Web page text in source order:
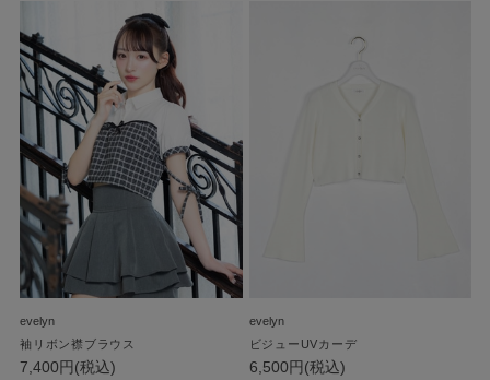
evelyn
袖リボン襟ブラウス
7,400円(税込)
evelyn
ビジューUVカーデ
6,500円(税込)